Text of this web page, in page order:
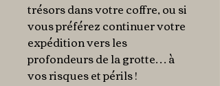
trésors dans votre coffre, ou si
vous préférez continuer votre
expédition vers les
profondeurs de la grotte… à
vos risques et périls !